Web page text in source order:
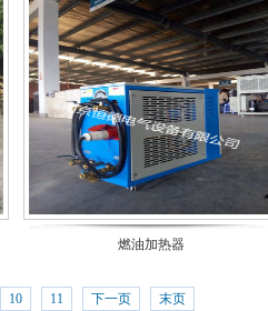
燃油加热器
10 11 下一页 末页